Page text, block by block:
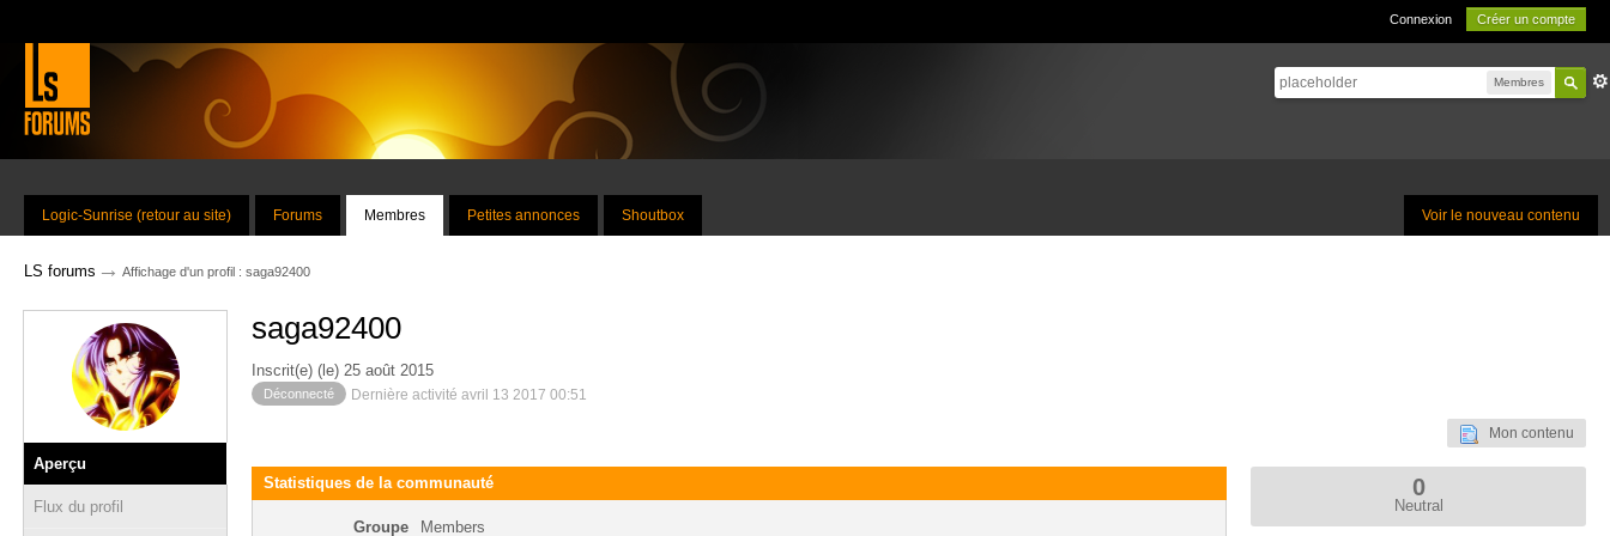
Connexion Créer un compte
Membres
Voir le nouveau contenu
Logic-Sunrise (retour au site) Forums Membres Petites annonces Shoutbox
LS forums → Affichage d'un profil : saga92400
Aperçu
Flux du profil
saga92400
Inscrit(e) (le) 25 août 2015
Déconnecté Dernière activité avril 13 2017 00:51
Mon contenu
Statistiques de la communauté
Groupe Members
0
Neutral